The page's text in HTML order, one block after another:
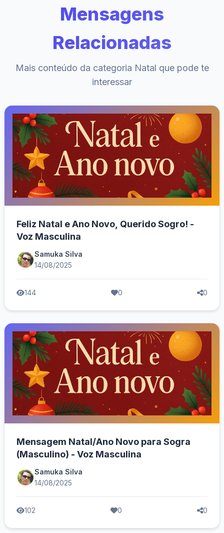
Mensagens
Relacionadas
Mais conteúdo da categoria Natal que pode te
interessar
Feliz Natal e Ano Novo, Querido Sogro! -
Voz Masculina
Samuka Silva
14/08/2025
144 0 0
Mensagem Natal/Ano Novo para Sogra
(Masculino) - Voz Masculina
Samuka Silva
14/08/2025
102 0 0